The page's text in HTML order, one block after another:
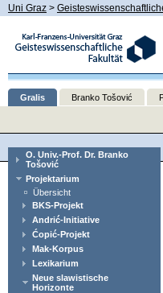
Uni Graz >
Gralis Branko Tošović
O. Univ.-Prof. Dr. Branko
Tošović
Projektarium
Übersicht
BKS-Projekt
Andrić-Initiative
Ćopić-Projekt
Mak-Korpus
Lexikarium
Neue slawistische
Horizonte